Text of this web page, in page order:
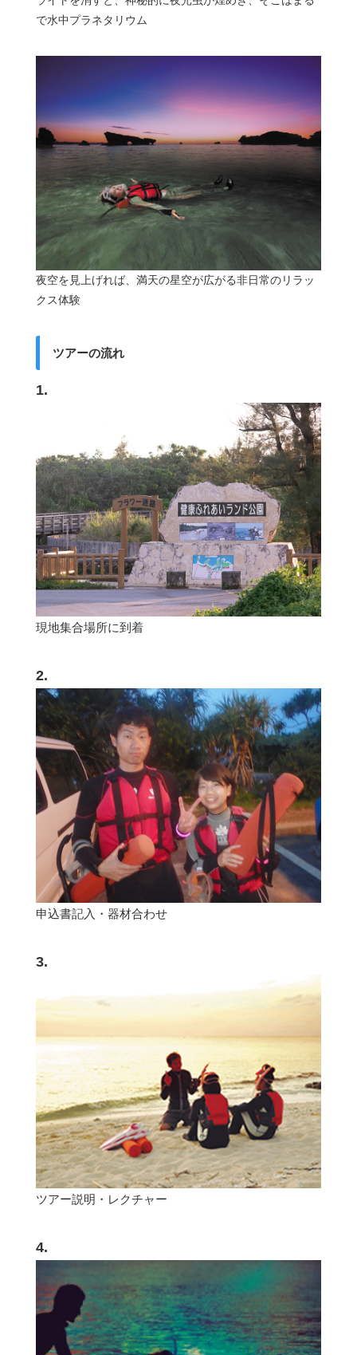
で水中プラネタリウム
夜空を見上げれば、満天の星空が広がる非日常のリラッ
クス体験
ツアーの流れ
1.
現地集合場所に到着
2.
申込書記入・器材合わせ
3.
ツアー説明・レクチャー
4.